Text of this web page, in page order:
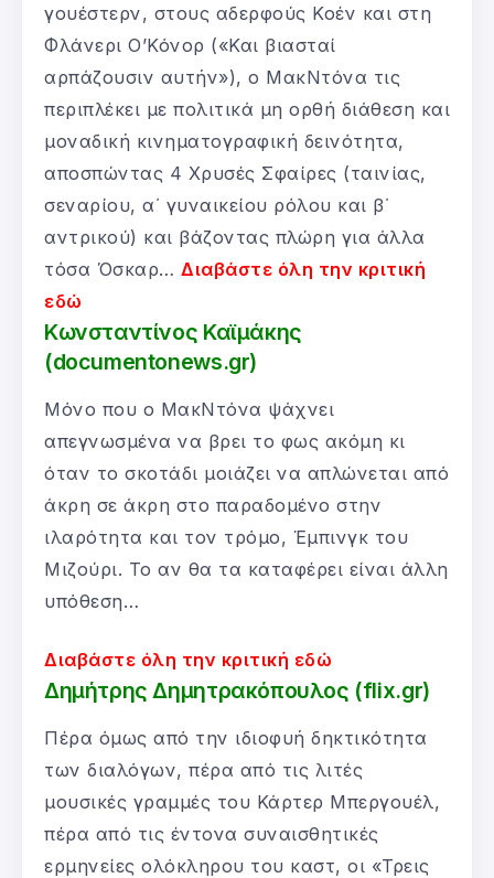
γουέστερν, στους αδερφούς Κοέν και στη
Φλάνερι Ο’Κόνορ («Και βιασταί
αρπάζουσιν αυτήν»), ο ΜακΝτόνα τις
περιπλέκει με πολιτικά μη ορθή διάθεση και
μοναδική κινηματογραφική δεινότητα,
αποσπώντας 4 Χρυσές Σφαίρες (ταινίας,
σεναρίου, α΄ γυναικείου ρόλου και β΄
αντρικού) και βάζοντας πλώρη για άλλα
τόσα Όσκαρ… Διαβάστε όλη την κριτική
εδώ
Κωνσταντίνος Καϊμάκης
(documentonews.gr)
Μόνο που ο ΜακΝτόνα ψάχνει
απεγνωσμένα να βρει το φως ακόμη κι
όταν το σκοτάδι μοιάζει να απλώνεται από
άκρη σε άκρη στο παραδομένο στην
ιλαρότητα και τον τρόμο, Έμπινγκ του
Μιζούρι. Το αν θα τα καταφέρει είναι άλλη
υπόθεση…
Διαβάστε όλη την κριτική εδώ
Δημήτρης Δημητρακόπουλος (flix.gr)
Πέρα όμως από την ιδιοφυή δηκτικότητα
των διαλόγων, πέρα από τις λιτές
μουσικές γραμμές του Κάρτερ Μπεργουέλ,
πέρα από τις έντονα συναισθητικές
ερμηνείες ολόκληρου του καστ, οι «Τρεις